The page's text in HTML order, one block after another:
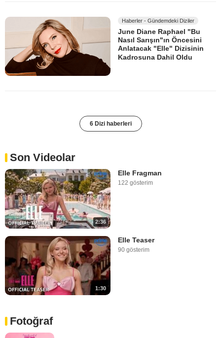
Haberler - Gündemdeki Diziler
June Diane Raphael "Bu
Nasıl Sarışın"ın Öncesini
Anlatacak "Elle" Dizisinin
Kadrosuna Dahil Oldu
6 Dizi haberleri
Son Videolar
2:36
Elle Fragman
122 gösterim
1:30
Elle Teaser
90 gösterim
Fotoğraf